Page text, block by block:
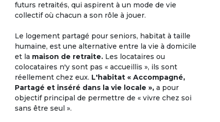
futurs retraités, qui aspirent à un mode de vie
collectif où chacun a son rôle à jouer.
Le logement partagé pour seniors, habitat à taille
humaine, est une alternative entre la vie à domicile
et la maison de retraite. Les locataires ou
colocataires n'y sont pas « accueillis », ils sont
réellement chez eux. L'habitat « Accompagné,
Partagé et inséré dans la vie locale », a pour
objectif principal de permettre de « vivre chez soi
sans être seul ».